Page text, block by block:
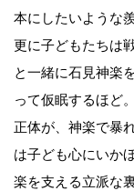
本にしたいような
更に子どもたちは
と一緒に石見神楽
って仮眠するほど
正体が、神楽で暴
は子ども心にいか
楽を支える立派な